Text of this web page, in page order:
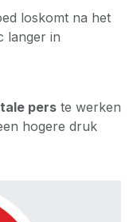
loskomt na het
langer in
pers te werken
hogere druk